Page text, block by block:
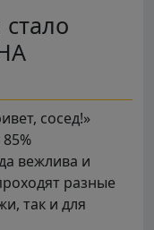
сосед!»
вежлива и
разные
так и для